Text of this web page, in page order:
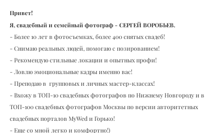
Привет!
Я, свадебный и семейный фотограф - СЕРГЕЙ ВОРОБЬЕВ.
- Более 10 лет в фотосъемках, более 400 снятых свадеб!
- Снимаю реальных людей, помогаю с позированием!
- Рекомендую стильные локации и опытных профи!
- Ловлю эмоциональные кадры именно вас!
- Преподаю в групповых и личных мастер-классах!
- Вхожу в ТОП-10 свадебных фотографов по Нижнему Новгороду и в
ТОП-100 свадебных фотографов Москвы по версии авторитетных
свадебных порталов MyWed и Горько!
- Еще со мной легко и комфортно!)